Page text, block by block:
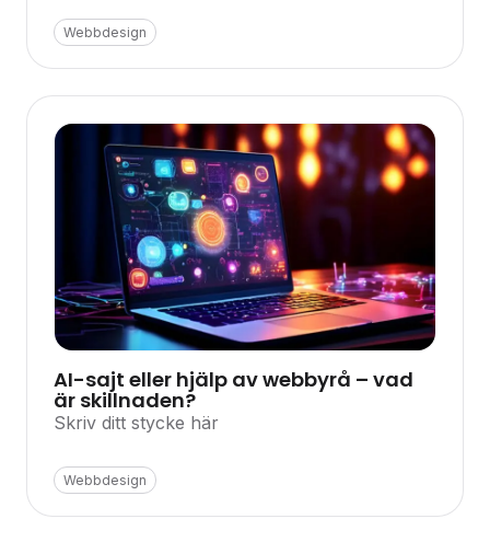
Webbdesign
AI-sajt eller hjälp av webbyrå – vad
är skillnaden?
Skriv ditt stycke här
Webbdesign